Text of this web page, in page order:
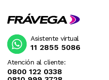
Atención al cliente:
0800 122 0338
Asistente virtual
11 2855 5086